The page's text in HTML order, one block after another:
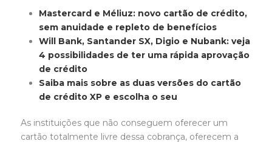
Mastercard e Méliuz: novo cartão de crédito,
sem anuidade e repleto de benefícios
Will Bank, Santander SX, Digio e Nubank: veja
4 possibilidades de ter uma rápida aprovação
de crédito
Saiba mais sobre as duas versões do cartão
de crédito XP e escolha o seu
As instituições que não conseguem oferecer um
cartão totalmente livre dessa cobrança, oferecem a